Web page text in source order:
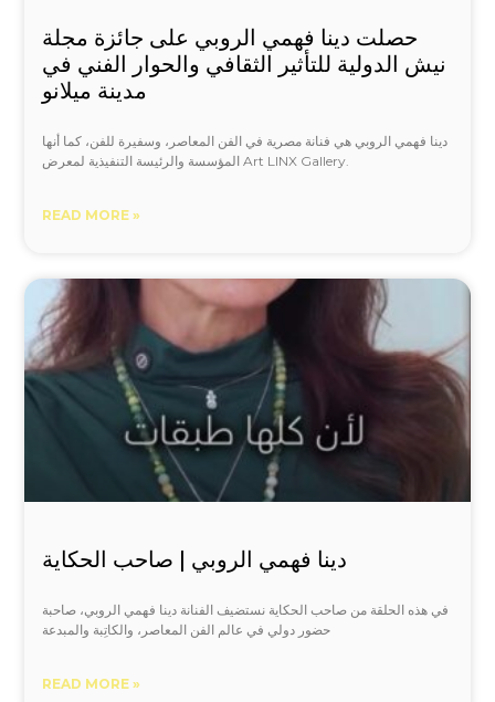
حصلت دينا فهمي الروبي على جائزة مجلة
نيش الدولية للتأثير الثقافي والحوار الفني في
مدينة ميلانو
دينا فهمي الروبي هي فنانة مصرية في الفن المعاصر، وسفيرة للفن، كما أنها
المؤسسة والرئيسة التنفيذية لمعرض Art LINX Gallery.
READ MORE »
دينا فهمي الروبي | صاحب الحكاية
في هذه الحلقة من صاحب الحكاية نستضيف الفنانة دينا فهمي الروبي، صاحبة
حضور دولي في عالم الفن المعاصر، والكاتِبة والمبدعة
READ MORE »